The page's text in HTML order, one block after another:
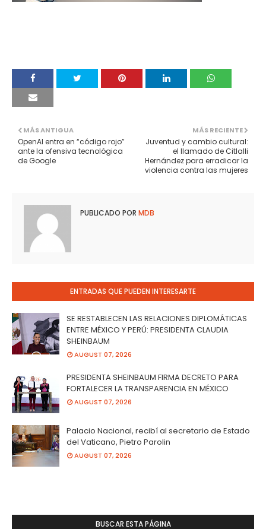
MÁS RECIENTE
Juventud y cambio cultural:
el llamado de Citlalli
Hernández para erradicar la
violencia contra las mujeres
MÁS ANTIGUA
OpenAI entra en “código rojo”
ante la ofensiva tecnológica
de Google
PUBLICADO POR MDB
ENTRADAS QUE PUEDEN INTERESARTE
SE RESTABLECEN LAS RELACIONES DIPLOMÁTICAS
ENTRE MÉXICO Y PERÚ: PRESIDENTA CLAUDIA
SHEINBAUM
AUGUST 07, 2026
PRESIDENTA SHEINBAUM FIRMA DECRETO PARA
FORTALECER LA TRANSPARENCIA EN MÉXICO
AUGUST 07, 2026
Palacio Nacional, recibí al secretario de Estado
del Vaticano, Pietro Parolin
AUGUST 07, 2026
BUSCAR ESTA PÁGINA